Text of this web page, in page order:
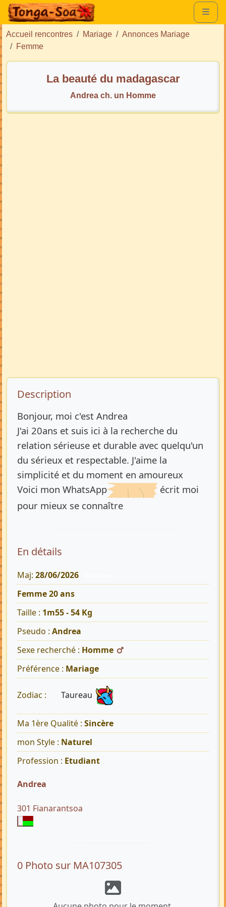
Accueil rencontres Mariage
Annonces Mariage
Femme
La beauté du madagascar
Andrea ch. un Homme
Description de l’annonce
Description
Bonjour, moi c'est Andrea
J'ai 20ans et suis ici à la recherche du
relation sérieuse et durable avec quelqu'un
du sérieux et respectable. J'aime la
simplicité et du moment en amoureux
Voici mon WhatsApp
écrit moi
pour mieux se connaître
En détails
Maj: 28/06/2026
Femme 20 ans
Taille : 1m55 - 54 Kg
Pseudo : Andrea
Sexe recherché : Homme
Préférence : Mariage
Zodiac : Taureau
Ma 1ère Qualité : Sincère
mon Style : Naturel
Profession : Etudiant
Andrea
301 Fianarantsoa
0 Photo sur MA107305